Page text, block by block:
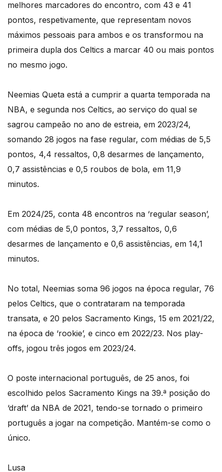
melhores marcadores do encontro, com 43 e 41
pontos, respetivamente, que representam novos
máximos pessoais para ambos e os transformou na
primeira dupla dos Celtics a marcar 40 ou mais pontos
no mesmo jogo.
Neemias Queta está a cumprir a quarta temporada na
NBA, e segunda nos Celtics, ao serviço do qual se
sagrou campeão no ano de estreia, em 2023/24,
somando 28 jogos na fase regular, com médias de 5,5
pontos, 4,4 ressaltos, 0,8 desarmes de lançamento,
0,7 assistências e 0,5 roubos de bola, em 11,9
minutos.
Em 2024/25, conta 48 encontros na ‘regular season’,
com médias de 5,0 pontos, 3,7 ressaltos, 0,6
desarmes de lançamento e 0,6 assistências, em 14,1
minutos.
No total, Neemias soma 96 jogos na época regular, 76
pelos Celtics, que o contrataram na temporada
transata, e 20 pelos Sacramento Kings, 15 em 2021/22,
na época de ‘rookie’, e cinco em 2022/23. Nos play-
offs, jogou três jogos em 2023/24.
O poste internacional português, de 25 anos, foi
escolhido pelos Sacramento Kings na 39.ª posição do
‘draft’ da NBA de 2021, tendo-se tornado o primeiro
português a jogar na competição. Mantém-se como o
único.
Lusa